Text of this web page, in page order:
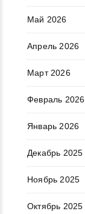
Май 2026
Апрель 2026
Март 2026
Февраль 2026
Январь 2026
Декабрь 2025
Ноябрь 2025
Октябрь 2025